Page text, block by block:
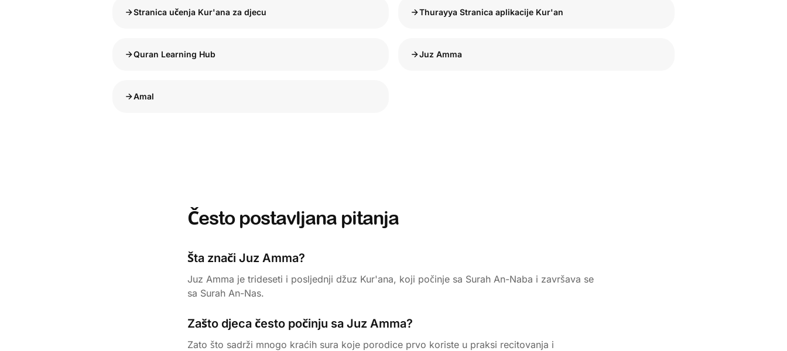
Stranica učenja Kur'ana za djecu Thurayya Stranica aplikacije Kur'an
Quran Learning Hub Juz Amma
Amal
Često postavljana pitanja
Šta znači Juz Amma?
Juz Amma je trideseti i posljednji džuz Kur'ana, koji počinje sa Surah An-Naba i završava se
sa Surah An-Nas.
Zašto djeca često počinju sa Juz Amma?
Zato što sadrži mnogo kraćih sura koje porodice prvo koriste u praksi recitovanja i